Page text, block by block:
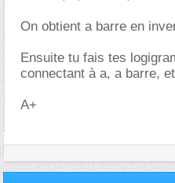
On obtient a barre en
Ensuite tu fais tes
connectant à a, a barre,
A+